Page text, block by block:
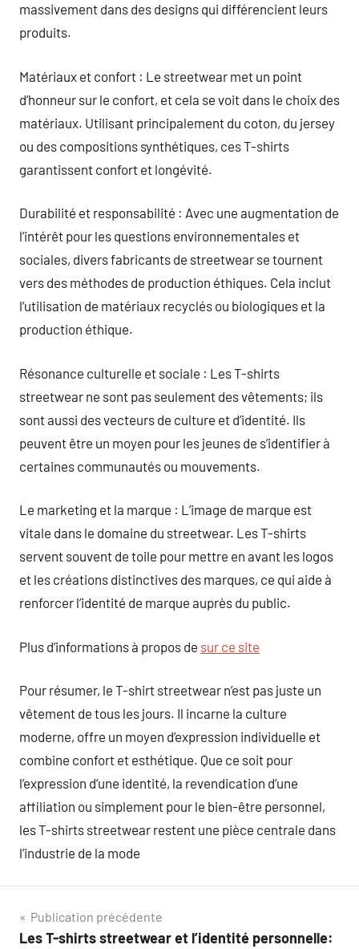
massivement dans des designs qui différencient leurs
produits.
Matériaux et confort : Le streetwear met un point
d’honneur sur le confort, et cela se voit dans le choix des
matériaux. Utilisant principalement du coton, du jersey
ou des compositions synthétiques, ces T-shirts
garantissent confort et longévité.
Durabilité et responsabilité : Avec une augmentation de
l’intérêt pour les questions environnementales et
sociales, divers fabricants de streetwear se tournent
vers des méthodes de production éthiques. Cela inclut
l’utilisation de matériaux recyclés ou biologiques et la
production éthique.
Résonance culturelle et sociale : Les T-shirts
streetwear ne sont pas seulement des vêtements; ils
sont aussi des vecteurs de culture et d’identité. Ils
peuvent être un moyen pour les jeunes de s’identifier à
certaines communautés ou mouvements.
Le marketing et la marque : L’image de marque est
vitale dans le domaine du streetwear. Les T-shirts
servent souvent de toile pour mettre en avant les logos
et les créations distinctives des marques, ce qui aide à
renforcer l’identité de marque auprès du public.
Plus d’informations à propos de sur ce site
Pour résumer, le T-shirt streetwear n’est pas juste un
vêtement de tous les jours. Il incarne la culture
moderne, offre un moyen d’expression individuelle et
combine confort et esthétique. Que ce soit pour
l’expression d’une identité, la revendication d’une
affiliation ou simplement pour le bien-être personnel,
les T-shirts streetwear restent une pièce centrale dans
l’industrie de la mode
Navigation
Publication précédente
Les T-shirts streetwear et l’identité personnelle: